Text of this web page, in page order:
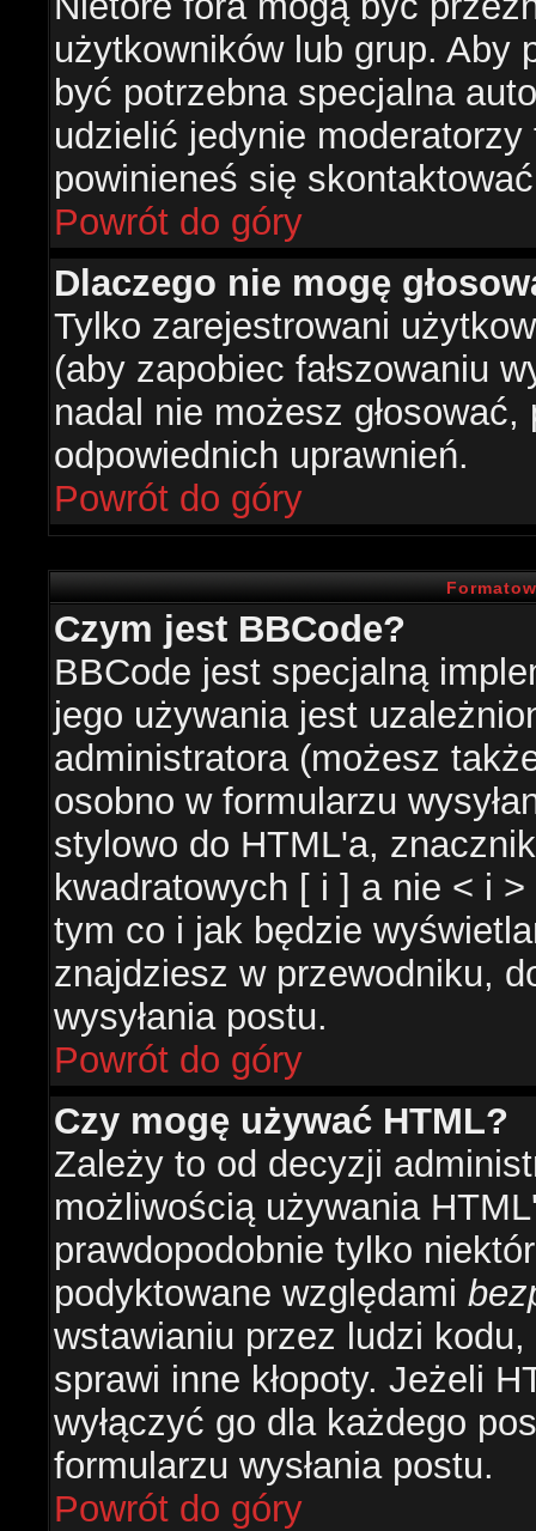
użytkowników lub grup. Aby
być potrzebna specjalna
udzielić jedynie
powinieneś się
Powrót do góry
Dlaczego nie mogę
Tylko zarejestrowani
(aby zapobiec fałszowaniu
nadal nie możesz
odpowiednich uprawnień.
Powrót do góry
Czym jest BBCode?
BBCode jest specjalną
jego używania jest
administratora (możesz
osobno w formularzu
stylowo do HTML'a,
kwadratowych [ i ] a nie < i
tym co i jak będzie
znajdziesz w przewodniku,
wysyłania postu.
Powrót do góry
Czy mogę używać HTML?
Zależy to od decyzji
możliwością używania
prawdopodobnie tylko
podyktowane względami
wstawianiu przez ludzi
sprawi inne kłopoty. Jeżeli
wyłączyć go dla każdego
formularzu wysłania postu.
Powrót do góry